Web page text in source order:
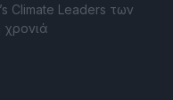
Climate Leaders των
χρονιά